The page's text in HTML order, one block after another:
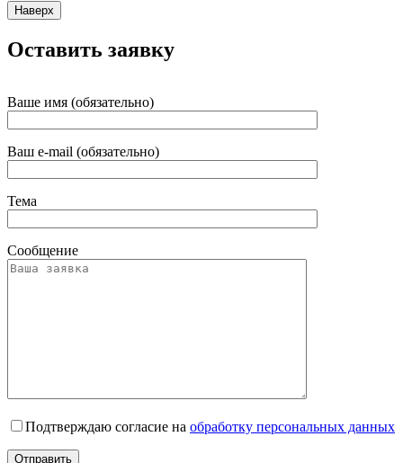
Наверх
Оставить заявку
Ваше имя (обязательно)
Ваш e-mail (обязательно)
Тема
Сообщение
Подтверждаю согласие на обработку персональных данных